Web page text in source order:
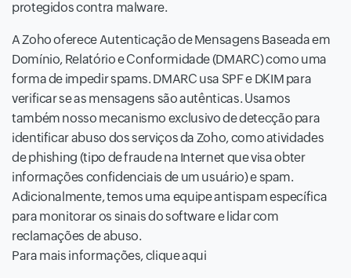
protegidos contra malware.
A Zoho oferece Autenticação de Mensagens Baseada em
Domínio, Relatório e Conformidade (DMARC) como uma
forma de impedir spams. DMARC usa SPF e DKIM para
verificar se as mensagens são autênticas. Usamos
também nosso mecanismo exclusivo de detecção para
identificar abuso dos serviços da Zoho, como atividades
de phishing (tipo de fraude na Internet que visa obter
informações confidenciais de um usuário) e spam.
Adicionalmente, temos uma equipe antispam específica
para monitorar os sinais do software e lidar com
reclamações de abuso.
Para mais informações, clique aqui